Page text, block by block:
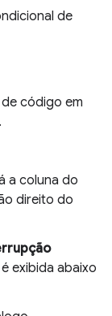
de
código em
a coluna do
direito do
exibida abaixo